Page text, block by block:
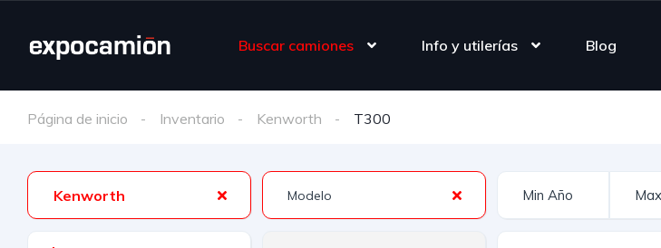
Buscar camiones Info y utilerías Blog
Página de inicio Inventario Kenworth T300
Kenworth